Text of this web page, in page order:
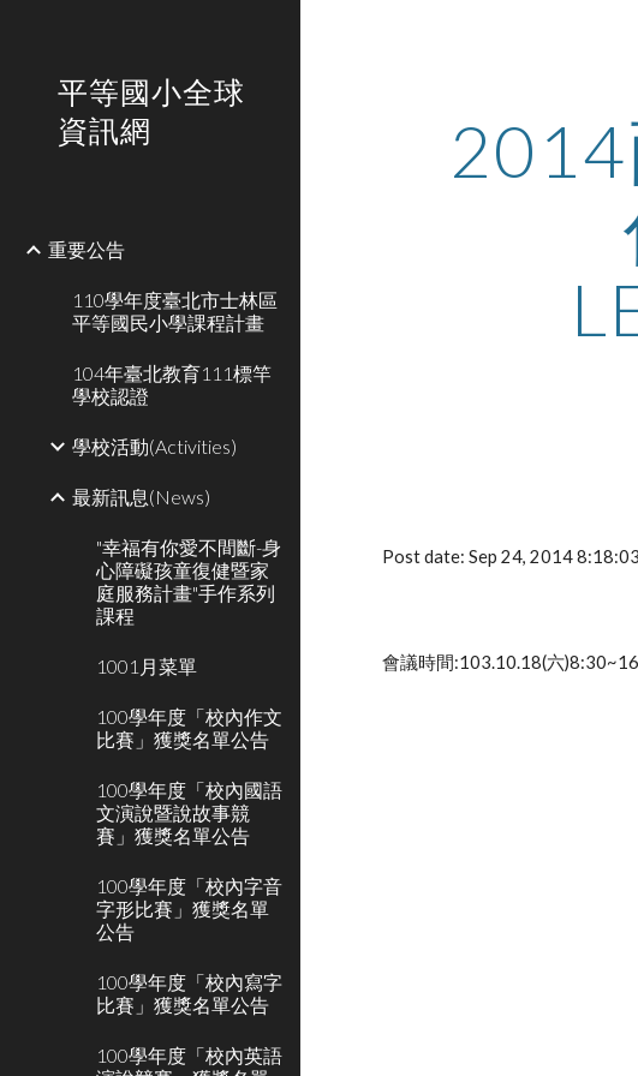
平等國小全球
資訊網
重要公告
110學年度臺北市士林區
平等國民小學課程計畫
104年臺北教育111標竿
學校認證
學校活動(Activities)
最新訊息(News)
"幸福有你愛不間斷-身
心障礙孩童復健暨家
庭服務計畫"手作系列
課程
1001月菜單
100學年度「校內作文
比賽」獲獎名單公告
100學年度「校內國語
文演說暨說故事競
賽」獲獎名單公告
100學年度「校內字音
字形比賽」獲獎名單
公告
100學年度「校內寫字
比賽」獲獎名單公告
100學年度「校內英語
Post date: Sep 24, 2014
會議時間:103.10.18(六